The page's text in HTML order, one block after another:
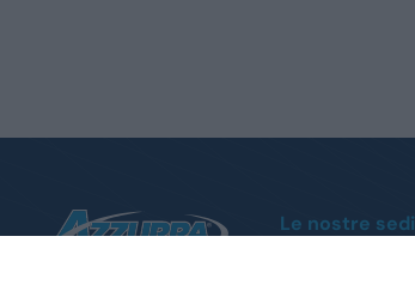
Le nostre sedi